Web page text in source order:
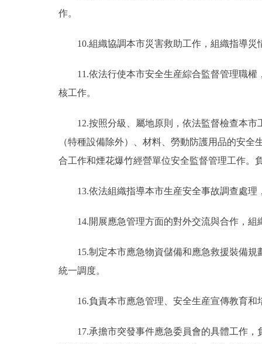
作。
10.組織協調本市災害救助工作，組織指導災
11.依法行使本市安全生産綜合監督管理職權
核工作。
12.按照分級、屬地原則，依法監督檢查本市
（特種設備除外）、材料、勞動防護用品的安
合工作和煙花爆竹經營單位安全監督管理工作。
13.依法組織指導本市生産安全事故調查處理
14.開展應急管理方面的對外交流與合作，組
15.制定本市應急物資儲備和應急救援裝備規
統一調度。
16.負責本市應急管理、安全生産宣傳教育和
17.承擔市突發事件應急委員會的具體工作，